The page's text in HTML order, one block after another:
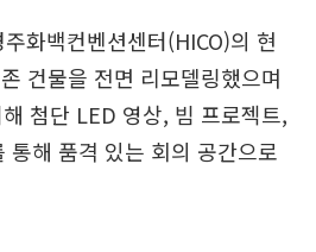
화백컨벤션센터(HICO)의 현
건물을 전면 리모델링했으며
첨단 LED 영상, 빔 프로젝트,
통해 품격 있는 회의 공간으로